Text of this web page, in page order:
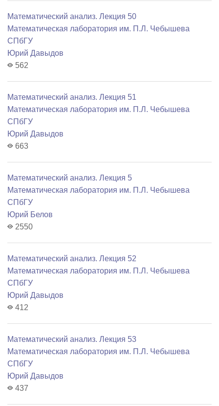
Математический анализ. Лекция 50
Математичеcкая лаборатория им. П.Л. Чебышева
СПбГУ
Юрий Давыдов
562
Математический анализ. Лекция 51
Математичеcкая лаборатория им. П.Л. Чебышева
СПбГУ
Юрий Давыдов
663
Математический анализ. Лекция 5
Математичеcкая лаборатория им. П.Л. Чебышева
СПбГУ
Юрий Белов
2550
Математический анализ. Лекция 52
Математичеcкая лаборатория им. П.Л. Чебышева
СПбГУ
Юрий Давыдов
412
Математический анализ. Лекция 53
Математичеcкая лаборатория им. П.Л. Чебышева
СПбГУ
Юрий Давыдов
437